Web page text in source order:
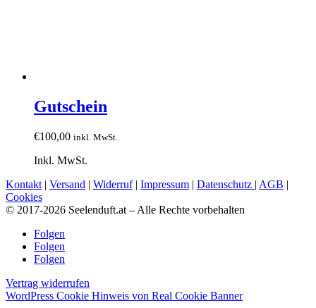
Gutschein
€100,00 inkl. MwSt.
Inkl. MwSt.
Kontakt | Versand | Widerruf| Impressum | Datenschutz | AGB |
Cookies
© 2017-2026 Seelenduft.at – Alle Rechte vorbehalten
Folgen
Folgen
Folgen
Vertrag widerrufen
WordPress Cookie Hinweis von Real Cookie Banner